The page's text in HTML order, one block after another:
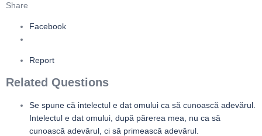
Share
Facebook
Report
Related Questions
Se spune că intelectul e dat omului ca să cunoască adevărul.
Intelectul e dat omului, după părerea mea, nu ca să
cunoască adevărul, ci să primească adevărul.